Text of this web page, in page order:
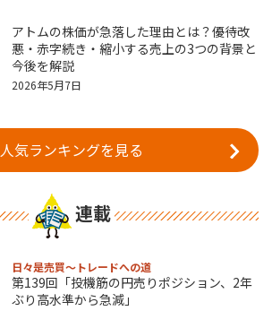
アトムの株価が急落した理由とは？優待改
悪・赤字続き・縮小する売上の3つの背景と
今後を解説
2026年5月7日
人気ランキングを見る
連載
日々是売買～トレードへの道
第139回「投機筋の円売りポジション、2年
ぶり高水準から急減」